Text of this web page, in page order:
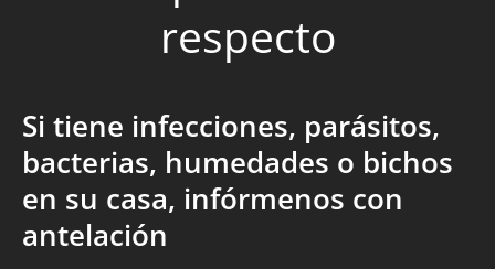
respecto
Si tiene infecciones, parásitos,
bacterias, humedades o bichos
en su casa, infórmenos con
antelación